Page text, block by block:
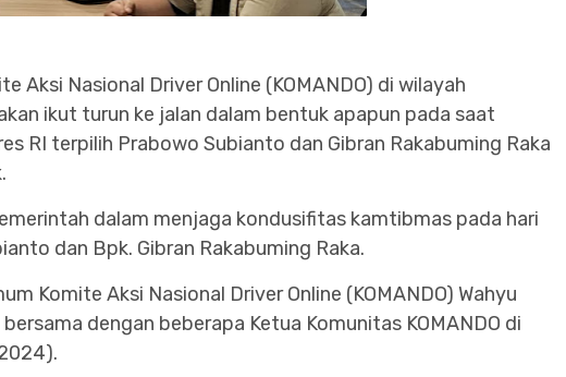
Aksi Nasional Driver Online (KOMANDO) di wilayah
ikut turun ke jalan dalam bentuk apapun pada saat
RI terpilih Prabowo Subianto dan Gibran Rakabuming Raka
dalam menjaga kondusifitas kamtibmas pada hari
dan Bpk. Gibran Rakabuming Raka.
Komite Aksi Nasional Driver Online (KOMANDO) Wahyu
dengan beberapa Ketua Komunitas KOMANDO di